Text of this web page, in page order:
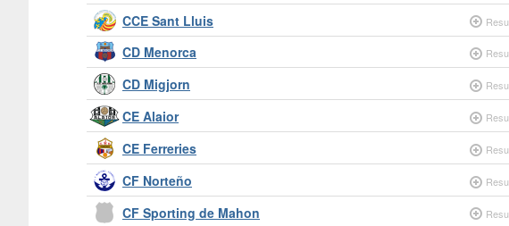
CCE Sant Lluis
CD Menorca
CD Migjorn
CE Alaior
CE Ferreries
CF Norteño
CF Sporting de Mahon